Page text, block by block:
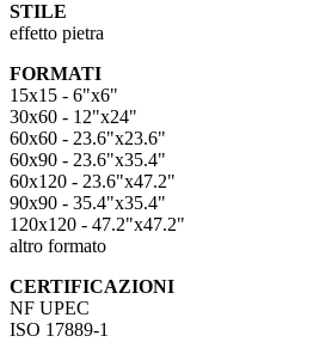
STILE
effetto pietra
FORMATI
15x15 - 6"x6"
30x60 - 12"x24"
60x60 - 23.6"x23.6"
60x90 - 23.6"x35.4"
60x120 - 23.6"x47.2"
90x90 - 35.4"x35.4"
120x120 - 47.2"x47.2"
altro formato
CERTIFICAZIONI
NF UPEC
ISO 17889-1